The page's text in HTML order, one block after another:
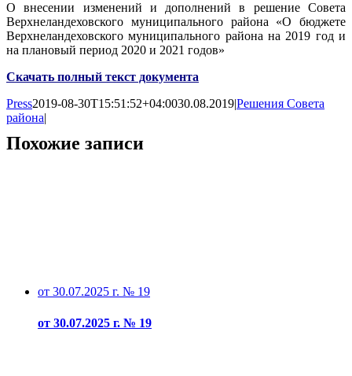
О внесении изменений и дополнений в решение Совета
Верхнеландеховского муниципального района «О бюджете
Верхнеландеховского муниципального района на 2019 год и
на плановый период 2020 и 2021 годов»
Скачать полный текст документа
Press2019-08-30T15:51:52+04:0030.08.2019|Решения Совета
района|
Похожие записи
от 30.07.2025 г. № 19
от 30.07.2025 г. № 19